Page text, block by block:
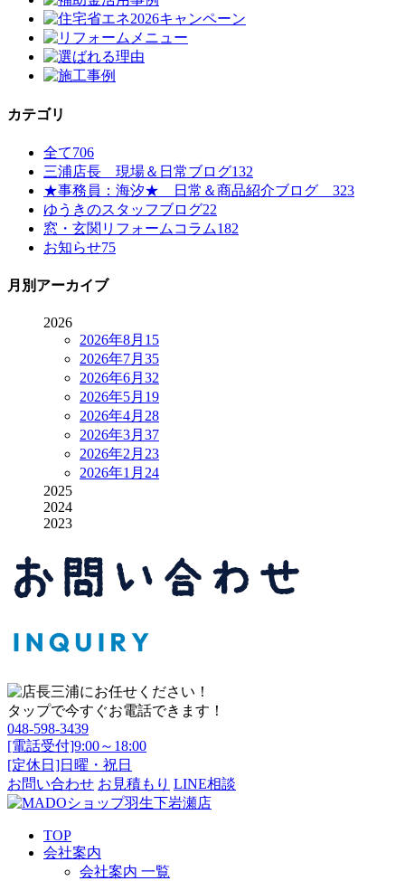
カテゴリ
全て706
三浦店長 現場＆日常ブログ132
★事務員：海汐★ 日常＆商品紹介ブログ 323
ゆうきのスタッフブログ22
窓・玄関リフォームコラム182
お知らせ75
月別アーカイブ
2026
2026年8月 15
2026年7月 35
2026年6月 32
2026年5月 19
2026年4月 28
2026年3月 37
2026年2月 23
2026年1月 24
2025
2024
2023
タップで今すぐお電話できます！
048-598-3439
[電話受付]9:00～18:00
[定休日]日曜・祝日
お問い合わせ お見積もり LINE相談
TOP
会社案内
会社案内 一覧